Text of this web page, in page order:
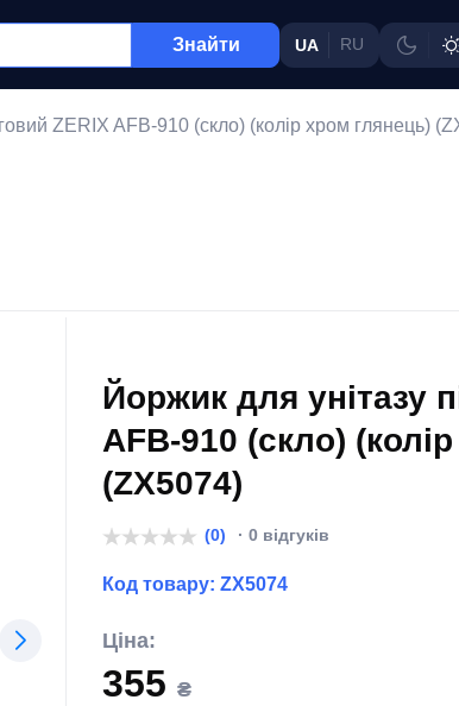
Знайти UA RU
ZERIX AFB-910 (скло) (колір хром глянець)
Йоржик для унітазу
AFB-910 (скло)
(ZX5074)
(0) · 0 відгуків
Код товару: ZX5074
Ціна:
355 ₴